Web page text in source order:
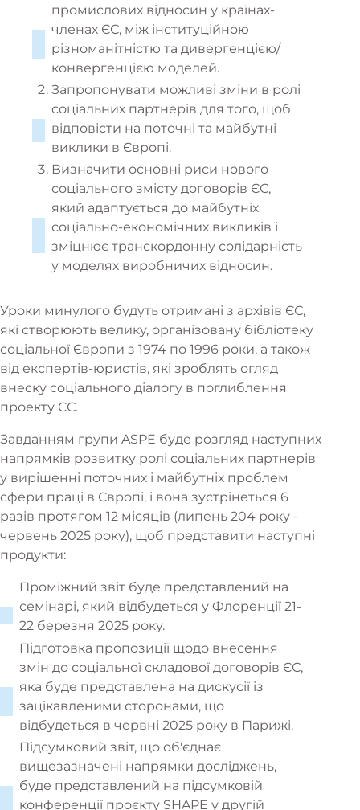
промислових відносин у країнах-
членах ЄС, між інституційною
різноманітністю та дивергенцією/
конвергенцією моделей.
Запропонувати можливі зміни в ролі
соціальних партнерів для того, щоб
відповісти на поточні та майбутні
виклики в Європі.
Визначити основні риси нового
соціального змісту договорів ЄС,
який адаптується до майбутніх
соціально-економічних викликів і
зміцнює транскордонну солідарність
у моделях виробничих відносин.
Уроки минулого будуть отримані з архівів ЄС,
які створюють велику, організовану бібліотеку
соціальної Європи з 1974 по 1996 роки, а також
від експертів-юристів, які зроблять огляд
внеску соціального діалогу в поглиблення
проекту ЄС.
Завданням групи ASPE буде розгляд наступних
напрямків розвитку ролі соціальних партнерів
у вирішенні поточних і майбутніх проблем
сфери праці в Європі, і вона зустрінеться 6
разів протягом 12 місяців (липень 204 року -
червень 2025 року), щоб представити наступні
продукти:
Проміжний звіт буде представлений на
семінарі, який відбудеться у Флоренції 21-
22 березня 2025 року.
Підготовка пропозиції щодо внесення
змін до соціальної складової договорів ЄС,
яка буде представлена на дискусії із
зацікавленими сторонами, що
відбудеться в червні 2025 року в Парижі.
Підсумковий звіт, що об'єднає
вищезазначені напрямки досліджень,
буде представлений на підсумковій
конференції проєкту SHAPE у другій